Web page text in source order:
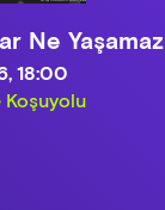
Ne Yaşamaz
18:00